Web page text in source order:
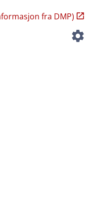
fra DMP)